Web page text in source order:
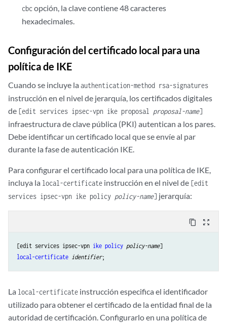
cbcopción, la clave contiene 48 caracteres
hexadecimales.
Configuración del certificado local para una
política de IKE
Cuando se incluye la authentication-method rsa-signatures
instrucción en el nivel de jerarquía, los certificados digitales
de [edit services ipsec-vpn ike proposal proposal-name]
infraestructura de clave pública (PKI) autentican a los pares.
Debe identificar un certificado local que se envíe al par
durante la fase de autenticación IKE.
Para configurar el certificado local para una política de IKE,
incluya la local-certificate instrucción en el nivel de [edit
services ipsec-vpn ike policy policy-name] jerarquía:
content_copy zoom_out_map
[edit services ipsec-vpn ike policy policy-name
local-certificate identifier
La local-certificate instrucción especifica el identificador
utilizado para obtener el certificado de la entidad final de la
autoridad de certificación. Configurarlo en una política de